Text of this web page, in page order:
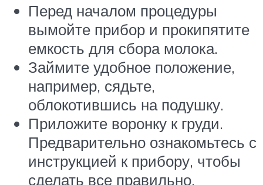
Перед началом процедуры
вымойте прибор и прокипятите
емкость для сбора молока.
Займите удобное положение,
например, сядьте,
облокотившись на подушку.
Приложите воронку к груди.
Предварительно ознакомьтесь с
инструкцией к прибору, чтобы
сделать все правильно.